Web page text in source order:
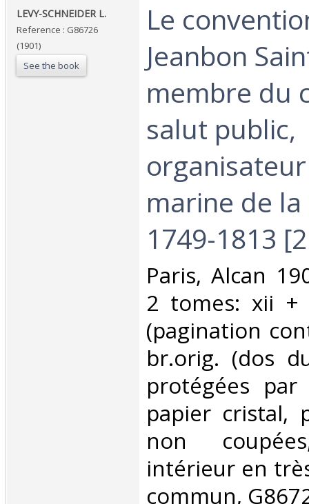
‎LEVY-SCHNEIDER L.‎
Reference : G86726
(1901)
See the book
‎Le
Jeanbon
membre du
salut public,
marine de
1749-1813
‎Paris, Alcan
2 tomes: xii
(pagination
br.orig. (dos
protégées
papier cristal,
non
intérieur en
commun,